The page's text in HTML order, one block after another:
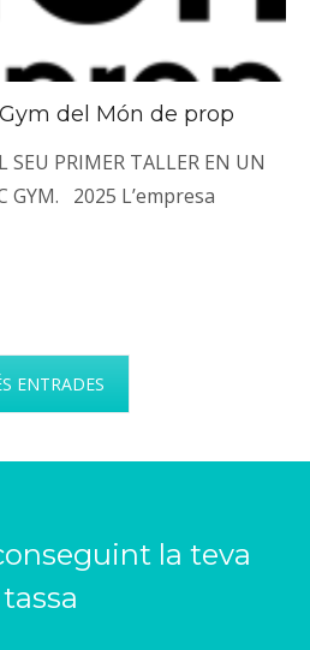
del Món de prop
SEU PRIMER TALLER EN UN
GYM. 2025 L’empresa
ENTRADES
la teva
tassa